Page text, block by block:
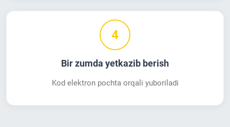
4
Bir zumda yetkazib berish
Kod elektron pochta orqali yuboriladi